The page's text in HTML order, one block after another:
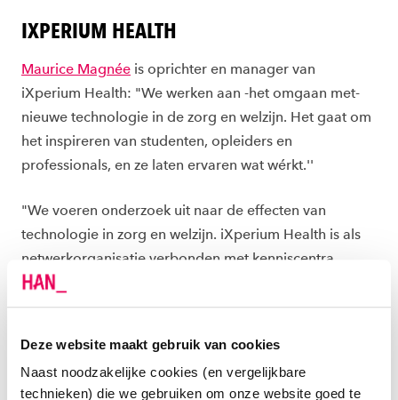
Deze website maakt gebruik van cookies
Naast noodzakelijke cookies (en vergelijkbare
technieken) die we gebruiken om onze website goed te
IXPERIUM HEALTH
Maurice Magnée is oprichter en manager van
iXperium Health: "We werken aan -het omgaan met-
nieuwe technologie in de zorg en welzijn. Het gaat om
het inspireren van studenten, opleiders en
professionals, en ze laten ervaren wat wérkt.''
"We voeren onderzoek uit naar de effecten van
technologie in zorg en welzijn. iXperium Health is als
netwerkorganisatie verbonden met kenniscentra
binnen de HAN en met veel kennishubs daarbuiten.''
SOCIALE TECHNOLOGIE EN VR